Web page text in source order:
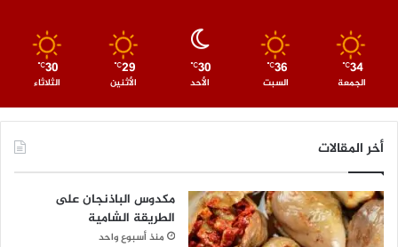
34
℃
الجمعة
36
℃
السبت
30
℃
الأحد
29
℃
الأثنين
30
℃
الثلاثاء
أخر المقالات
مكدوس الباذنجان على
الطريقة الشامية
منذ أسبوع واحد